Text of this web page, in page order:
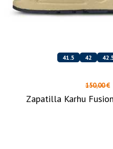
41.5 42
150,00 €
Zapatilla Karhu